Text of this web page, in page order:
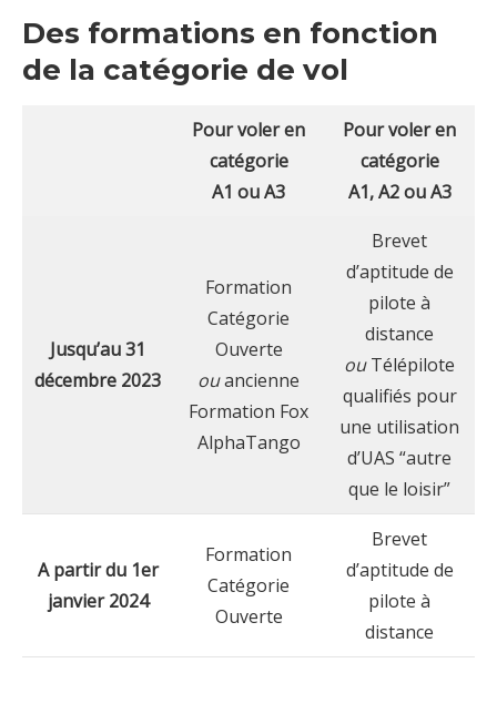
Des formations en fonction
de la catégorie de vol
Pour voler en
catégorie
A1 ou A3
Pour voler en
catégorie
A1, A2 ou A3
Jusqu’au 31
décembre 2023
Formation
Catégorie
Ouverte
ouancienne
Formation Fox
AlphaTango
Brevet
d’aptitude de
pilote à
distance
ouTélépilote
qualifiés pour
une utilisation
d’UAS “autre
que le loisir”
A partir du 1er
janvier 2024
Formation
Catégorie
Ouverte
Brevet
d’aptitude de
pilote à
distance